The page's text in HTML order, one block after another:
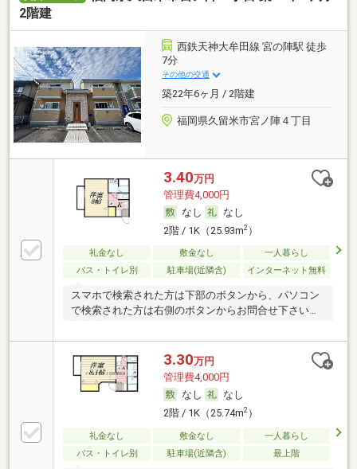
2階建
西鉄天神大牟田線 宮の陣駅 徒歩
7分
その他の交通
築22年6ヶ月 / 2階建
福岡県久留米市宮ノ陣４丁目
3.40万円
管理費4,000円
なし
なし
2階 / 1K（25.93m2）
礼金なし 敷金なし
一人暮らし
バス・トイレ別
駐車場(近隣含) インターネット無料
スマホで検索された方は下部のボタンから、パソコン
で検索された方は右側のボタンからお問合せ下さい
3.30万円
管理費4,000円
なし
なし
2階 / 1K（25.74m2）
礼金なし 敷金なし
一人暮らし
バス・トイレ別
駐車場(近隣含) 最上階